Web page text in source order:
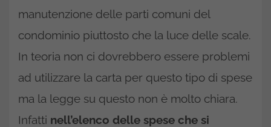
manutenzione delle parti comuni del
condominio piuttosto che la luce delle scale.
In teoria non ci dovrebbero essere problemi
ad utilizzare la carta per questo tipo di spese
ma la legge su questo non è molto chiara.
Infatti nell’elenco delle spese che si